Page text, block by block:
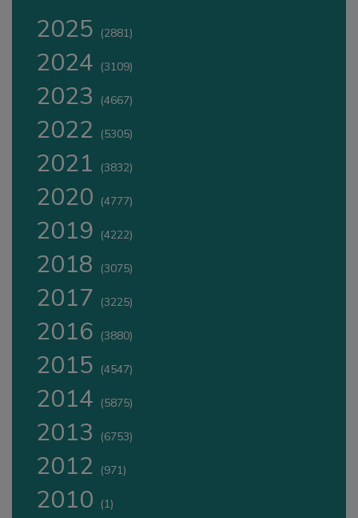
2025 (2881)
2024 (3109)
2023 (4667)
2022 (5305)
2021 (3832)
2020 (4777)
2019 (4222)
2018 (3075)
2017 (3225)
2016 (3880)
2015 (4547)
2014 (5875)
2013 (6753)
2012 (971)
2010 (1)